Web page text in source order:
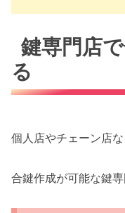
鍵専門店
る
個人店やチェーン店
合鍵作成が可能な鍵